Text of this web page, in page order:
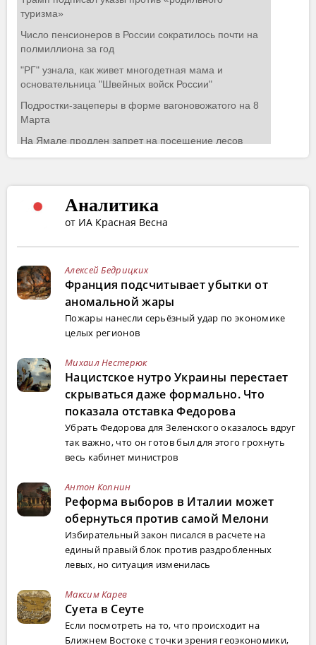
Аналитика
от ИА Красная Весна
Алексей Бедрицких
Франция подсчитывает убытки от
аномальной жары
Пожары нанесли серьёзный удар по экономике
целых регионов
Михаил Нестерюк
Нацистское нутро Украины перестает
скрываться даже формально. Что
показала отставка Федорова
Убрать Федорова для Зеленского оказалось вдруг
так важно, что он готов был для этого грохнуть
весь кабинет министров
Антон Копнин
Реформа выборов в Италии может
обернуться против самой Мелони
Избирательный закон писался в расчете на
единый правый блок против раздробленных
левых, но ситуация изменилась
Максим Карев
Суета в Сеуте
Если посмотреть на то, что происходит на
Ближнем Востоке с точки зрения геоэкономики,